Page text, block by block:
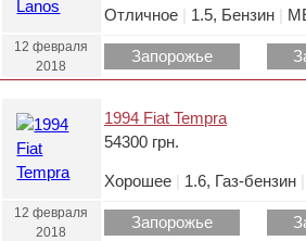
Отличное 1.5, Бензин
12 февраля
2018
Запорожье
1994 Fiat Tempra
54300 грн.
Хорошее 1.6, Газ-бензин
12 февраля
2018
Запорожье